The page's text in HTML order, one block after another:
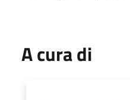
A cura di